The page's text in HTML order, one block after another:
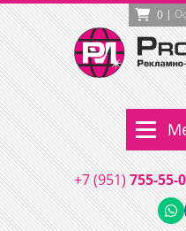
0 |
+7 (951)755-55-